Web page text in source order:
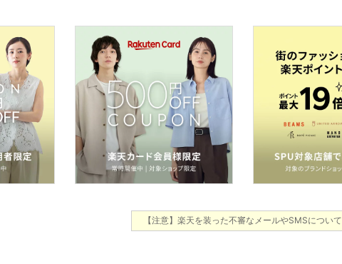
【注意】楽天を装った不審なメールやSMSについて